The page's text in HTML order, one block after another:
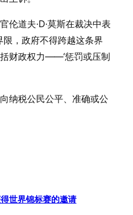
伦道夫·D·莫斯在裁决中表
，政府不得跨越这条界
财政权力——‘惩罚或压制
纳税公民公平、准确或公
世界锦标赛的邀请